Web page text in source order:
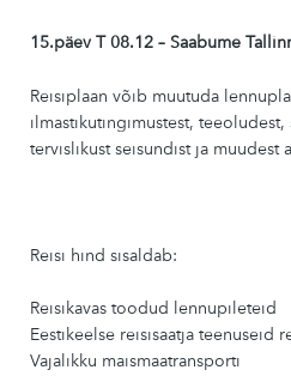
15.päev T 08.12 – Saabume
Reisiplaan võib muutuda
ilmastikutingimustest,
tervislikust seisundist ja muudest
Reisi hind sisaldab:
Reisikavas toodud lennupileteid
Eestikeelse reisisaatja teenuseid
Vajalikku maismaatransporti